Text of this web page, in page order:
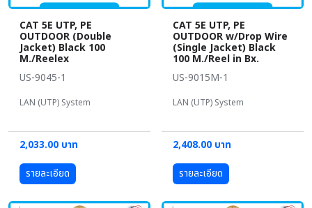
CAT 5E UTP, PE
OUTDOOR (Double
Jacket) Black 100
M./Reelex
US-9045-1
LAN (UTP) System
2,033.00 บาท
รายละเอียด
CAT 5E UTP, PE
OUTDOOR w/Drop Wire
(Single Jacket) Black
100 M./Reel in Bx.
US-9015M-1
LAN (UTP) System
2,408.00 บาท
รายละเอียด